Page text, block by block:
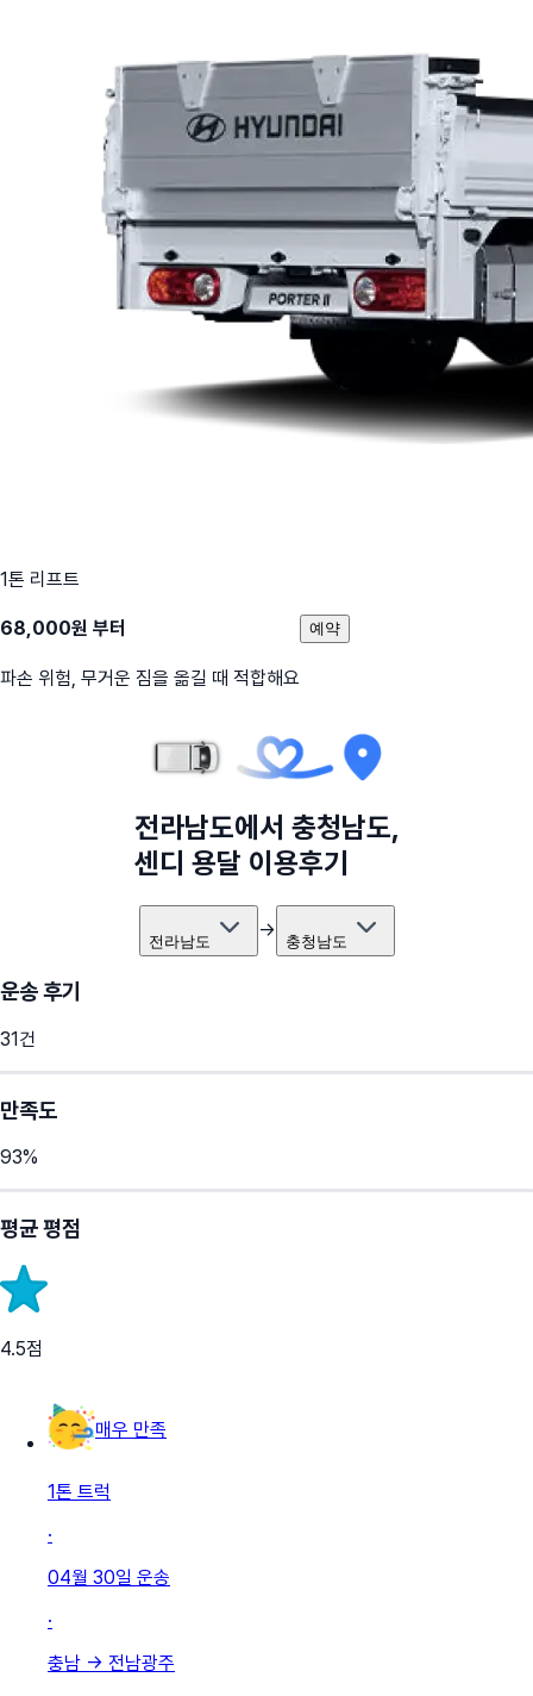
1톤 리프트
68,000원 부터
파손 위험, 무거운 짐을 옮길 때 적합해요
예약
전라남도에서 충청남도,
센디 용달 이용후기
전라남도 → 충청남도
운송 후기
31건
만족도
93%
평균 평점
4.5점
매우 만족
1톤 트럭
·
04월 30일 운송
·
충남 → 전남광주